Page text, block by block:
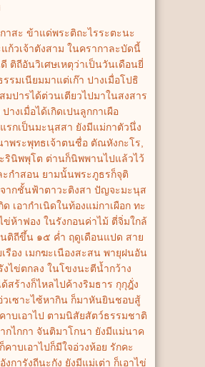
าสะ ข้าแด่พระติถะไรระตะนะ
ก้วเจ้าตังสาม ในครากาละบัดนี้
ติถีอันวิเศษเหตุว่าเป็นวันเดือนยี่
รมเนียมมาแต่เก๊า ปางเมื่อโปธิ
มปารได้ต่วนเตียวไปมาในสงสาร
างเมื่อได้เกิดเปนลูกกาเผือ
รกเป็นมะนุสสา ยังมีแม่กาตัวนึ่ง
าพระพุทธเจ้าตนชื่อ ตัณหังกะโร,
รินิพพุโต ต่านก็นิพพานไปแล้วไว้
กำสอน ยามนั้นพระภูธรก็จุติ
ากชั้นฟ้าตาวะติงสา ปัญจะมะนุส
ด เอากำเนิดในท้องแม่กาเผือก ทะ
ข่ห้าฟอง ในรังกอนค่าไม้ ตี่จิ่มใกล้
ติถีขึ้น ๑๕ ค่ำ ฤดูเดือนแปด สาย
รือง เมกฆะเนืองสะสน พายุฝนอัน
ไข่ตกลง ในโขงนะตีน้ำกว้าง
สร้างก็ไหลไปค้างริมธาร กุกุฎั่ง
วเซาะไซ้หากิน ก็มาหันยินชอบสู้
าบเอาไป ตามนิสัยสัตว์ธรรมชาติ
กไกกา จันติมาโกนา ยังมีแม่นาค
าบเอาไปก็มีใจอ่วงห้อย รักคะ
การังถีนะกัง ยังมีแม่เต่า ก็เอาไข่